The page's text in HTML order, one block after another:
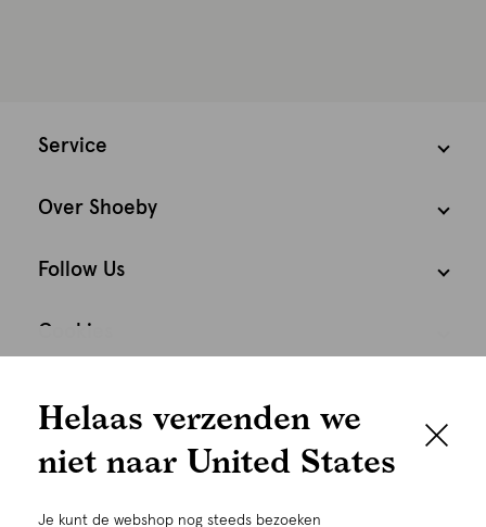
graag persoonlijk
gebruiken wij cookies en daarmee vergelijkbare
Service
Over Shoeby
Follow Us
Cookies
Helaas verzenden we
niet naar United States
Je kunt de webshop nog steeds bezoeken